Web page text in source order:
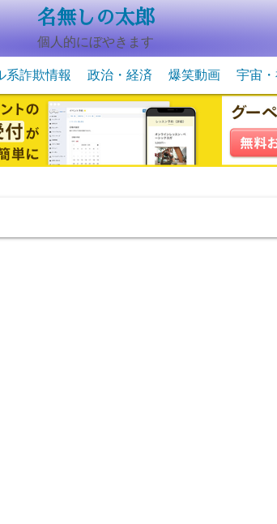
名無しの太郎
個人的にぼやきます
系詐欺情報 政治・経済 爆笑動画
動物系の爆笑動画
宇宙
未確
宇宙